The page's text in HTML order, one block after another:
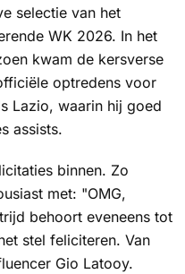
selectie van het
WK 2026. In het
kwam de kersverse
optredens voor
Lazio, waarin hij goed
assists.
binnen. Zo
met: "OMG,
behoort eveneens tot
stel feliciteren. Van
Gio Latooy.